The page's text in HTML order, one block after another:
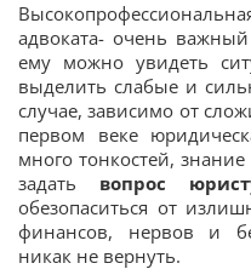
адвоката- очень
ему можно увидеть
выделить слабые и
случае, зависимо от
первом веке
много тонкостей,
задать вопрос
обезопаситься от
финансов, нервов и
никак не вернуть.